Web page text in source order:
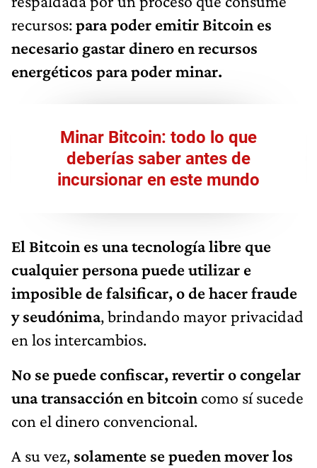
recursos:para poder emitir Bitcoin es
necesario gastar dinero en recursos
energéticos para poder minar.
Minar Bitcoin: todo lo que
deberías saber antes de
incursionar en este mundo
El Bitcoin es una tecnología libre que
cualquier persona puede utilizar e
imposible de falsificar, o de hacer fraude
y seudónima, brindando mayor privacidad
en los intercambios.
No se puede confiscar, revertir o congelar
una transacción en bitcoin como sí sucede
con el dinero convencional.
A su vez, solamente se pueden mover los